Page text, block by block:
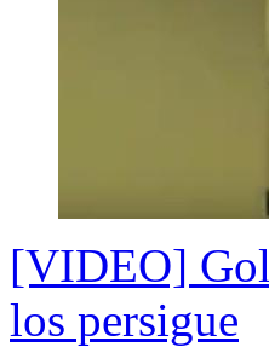
[VIDEO]
los persigue